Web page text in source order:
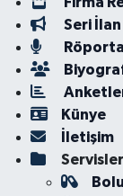
Seri İlan
Künye
İletişim
Servisler